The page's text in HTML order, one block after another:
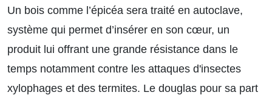
Un bois comme l’épicéa sera traité en autoclave,
système qui permet d’insérer en son cœur, un
produit lui offrant une grande résistance dans le
temps notamment contre les attaques d'insectes
xylophages et des termites. Le douglas pour sa part